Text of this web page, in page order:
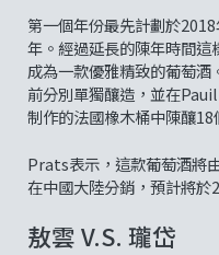
第一個年份最先計劃於
年。經過延長的陳年時間這
成為一款優雅精致的葡萄
前分別單獨釀造，並在
制作的法國橡木桶中陳釀18
Prats表示，這款葡萄酒將
在中國大陸分銷，預計將於
敖雲 V.S. 瓏岱